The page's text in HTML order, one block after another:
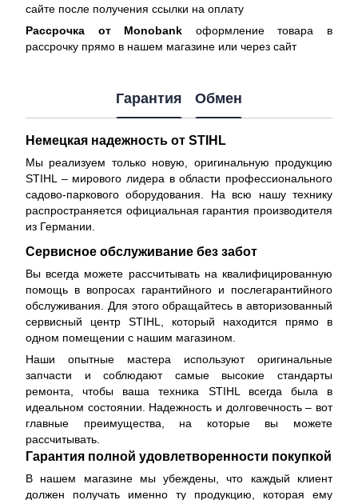
сайте после получения ссылки на оплату
Рассрочка от Monobank оформление товара в
рассрочку прямо в нашем магазине или через сайт
Гарантия Обмен
Немецкая надежность от STIHL
Мы реализуем только новую, оригинальную продукцию
STIHL – мирового лидера в области профессионального
садово-паркового оборудования. На всю нашу технику
распространяется официальная гарантия производителя
из Германии.
Сервисное обслуживание без забот
Вы всегда можете рассчитывать на квалифицированную
помощь в вопросах гарантийного и послегарантийного
обслуживания. Для этого обращайтесь в авторизованный
сервисный центр STIHL, который находится прямо в
одном помещении с нашим магазином.
Наши опытные мастера используют оригинальные
запчасти и соблюдают самые высокие стандарты
ремонта, чтобы ваша техника STIHL всегда была в
идеальном состоянии. Надежность и долговечность – вот
главные преимущества, на которые вы можете
рассчитывать.
Гарантия полной удовлетворенности покупкой
В нашем магазине мы убеждены, что каждый клиент
должен получать именно ту продукцию, которая ему